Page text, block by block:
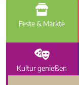
f
Feste & Märkte
d
Kultur genießen